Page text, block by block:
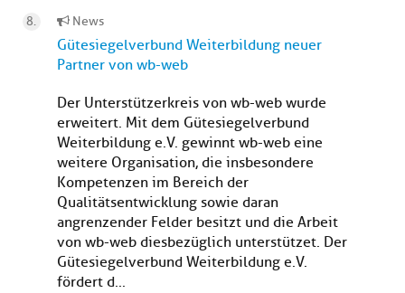
News
Gütesiegelverbund Weiterbildung neuer
Partner von wb-web
Der Unterstützerkreis von wb-web wurde
erweitert. Mit dem Gütesiegelverbund
Weiterbildung e.V. gewinnt wb-web eine
weitere Organisation, die insbesondere
Kompetenzen im Bereich der
Qualitätsentwicklung sowie daran
angrenzender Felder besitzt und die Arbeit
von wb-web diesbezüglich unterstützet. Der
Gütesiegelverbund Weiterbildung e.V.
fördert d...